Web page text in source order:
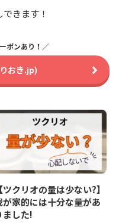
きます！
ポンあり！／
おき.jp)
【ツクリオの量は少ない?】
が家的には十分な量があ
ました!